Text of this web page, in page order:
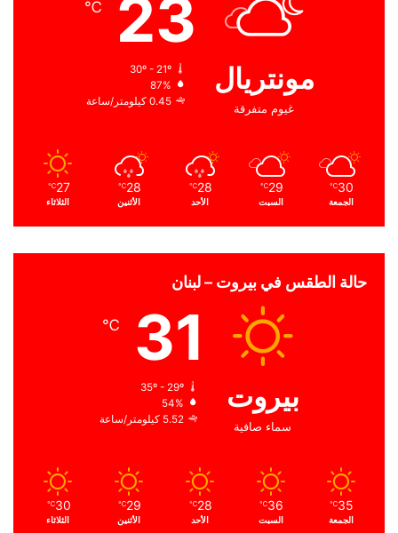
مونتريال
غيوم متفرقة
23
℃
30º - 21º
87%
0.45 كيلومتر/ساعة
30
℃
الجمعة
29
℃
السبت
28
℃
الأحد
28
℃
الأثنين
27
℃
الثلاثاء
حالة الطقس في بيروت – لبنان
بيروت
سماء صافية
31
℃
35º - 29º
54%
5.52 كيلومتر/ساعة
35
℃
الجمعة
36
℃
السبت
28
℃
الأحد
29
℃
الأثنين
30
℃
الثلاثاء